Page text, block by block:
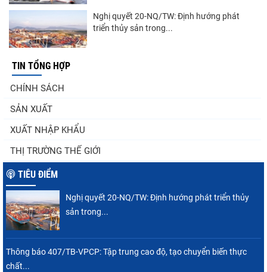
Nghị quyết 20-NQ/TW: Định hướng phát
triển thủy sản trong...
Thuế Mục 301 và bài toán thích ứng của
tôm Việt tại thị...
VASEP chào đón Công ty Cổ phần Thương
TIN TỔNG HỢP
CHÍNH SÁCH
SẢN XUẤT
XUẤT NHẬP KHẨU
THỊ TRƯỜNG THẾ GIỚI
TIÊU ĐIỂM
Nghị quyết 20-NQ/TW: Định hướng phát triển thủy
sản trong...
Thông báo 407/TB-VPCP: Tập trung cao độ, tạo chuyển biến thực
chất...